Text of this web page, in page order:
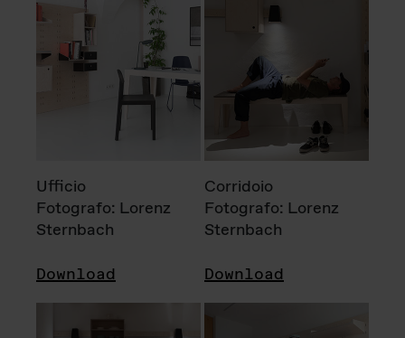
Ufficio
Fotografo: Lorenz
Sternbach
Download
Corridoio
Fotografo: Lorenz
Sternbach
Download